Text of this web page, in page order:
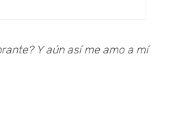
Y aún así me amo a mí